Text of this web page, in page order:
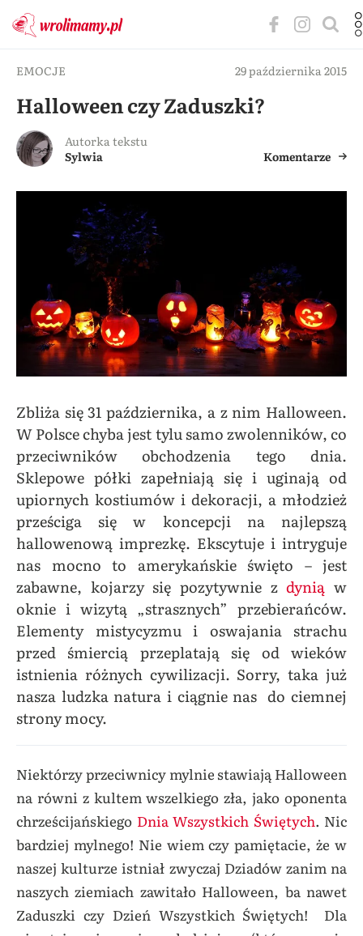
EMOCJE 29 października 2015
Halloween czy Zaduszki?
Autorka tekstu
Sylwia
Komentarze
Zbliża się 31 października, a z nim Halloween.
W Polsce chyba jest tylu samo zwolenników, co
przeciwników obchodzenia tego dnia.
Sklepowe półki zapełniają się i uginają od
upiornych kostiumów i dekoracji, a młodzież
prześciga się w koncepcji na najlepszą
hallowenową imprezkę. Ekscytuje i intryguje
nas mocno to amerykańskie święto – jest
zabawne, kojarzy się pozytywnie zdynią w
oknie i wizytą „strasznych” przebierańców.
Elementy mistycyzmu i oswajania strachu
przed śmiercią przeplatają się od wieków
istnienia różnych cywilizacji. Sorry, taka już
nasza ludzka natura i ciągnie nas do ciemnej
strony mocy.
Niektórzy przeciwnicy mylnie stawiają Halloween
na równi z kultem wszelkiego zła, jako oponenta
chrześcijańskiego Dnia Wszystkich Świętych. Nic
bardziej mylnego! Nie wiem czy pamiętacie, że w
naszej kulturze istniał zwyczaj Dziadów zanim na
naszych ziemiach zawitało Halloween, ba nawet
Zaduszki czy Dzień Wszystkich Świętych! Dla